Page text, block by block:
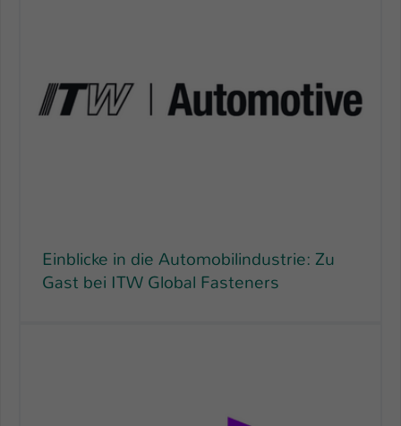
Einblicke in die Automobilindustrie: Zu
Gast bei ITW Global Fasteners